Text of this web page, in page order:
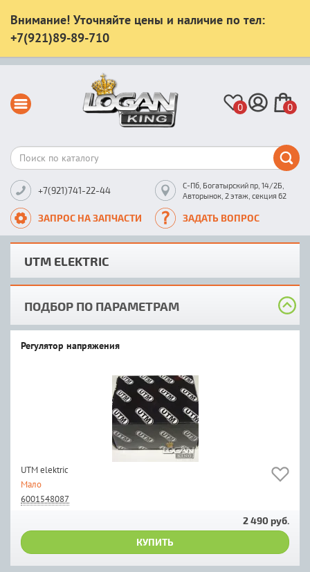
Внимание! Уточняйте цены и наличие по тел:
+7(921)89-89-710
0 0
+7(921)741-22-44
С-Пб, Богатырский пр, 14/2Б,
Авторынок, 2 этаж, секция 62
ЗАПРОС НА ЗАПЧАСТИ ЗАДАТЬ ВОПРОС
UTM ELEKTRIC
ПОДБОР ПО ПАРАМЕТРАМ
Регулятор напряжения
UTM elektric
Мало
6001548087
2 490 руб.
КУПИТЬ